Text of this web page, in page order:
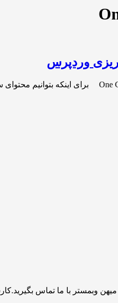
پشتیبانی ما 24 ساعته آماده خدمت